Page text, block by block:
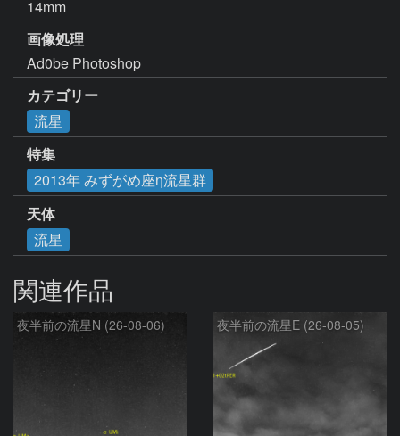
14mm
画像処理
Ad0be Photoshop
カテゴリー
流星
特集
2013年 みずがめ座η流星群
天体
流星
関連作品
夜半前の流星N (26-08-06) 夜半前の流星E (26-08-05)